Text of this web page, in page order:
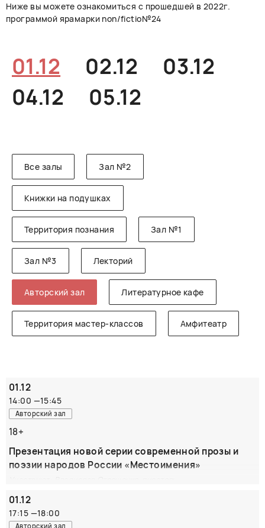
РУССКИЙ ENGLISH CHINESE
Ниже вы можете ознакомиться с прошедшей в 2022г.
программой ярамарки non/fictio№24
01.12 02.12
03.12
04.12
05.12
Все залы Зал №2
Книжки на подушках
Территория познания Зал №1
Зал №3 Лекторий
Авторский зал Литературное кафе
Территория мастер-классов Амфитеатр
01.12
14:00 —15:45
Авторский зал
18+
Презентация новой серии современной прозы и
поэзии народов России «Местоимения»
Отечественная словесность состоит не только из
русской, но и из множества сильных, талантливых
национальных литератур, которые в последние
01.12
17:15 —18:00
Авторский зал